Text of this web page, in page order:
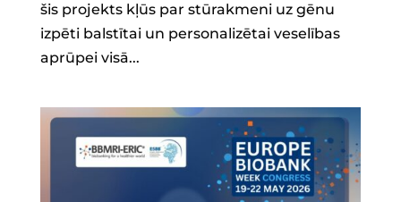
šis projekts kļūs par stūrakmeni uz gēnu
izpēti balstītai un personalizētai veselības
aprūpei visā...